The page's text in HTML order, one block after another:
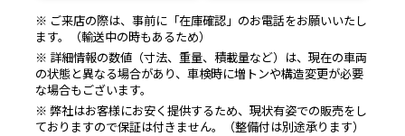
※ ご来店の際は、事前に「在庫確認」のお電話をお願いいたし
ます。（輸送中の時もあるため）
※ 詳細情報の数値（寸法、重量、積載量など）は、現在の車両
の状態と異なる場合があり、車検時に増トンや構造変更が必要
な場合もございます。
※ 弊社はお客様にお安く提供するため、現状有姿での販売をし
ておりますので保証は付きません。（整備付は別途承ります）